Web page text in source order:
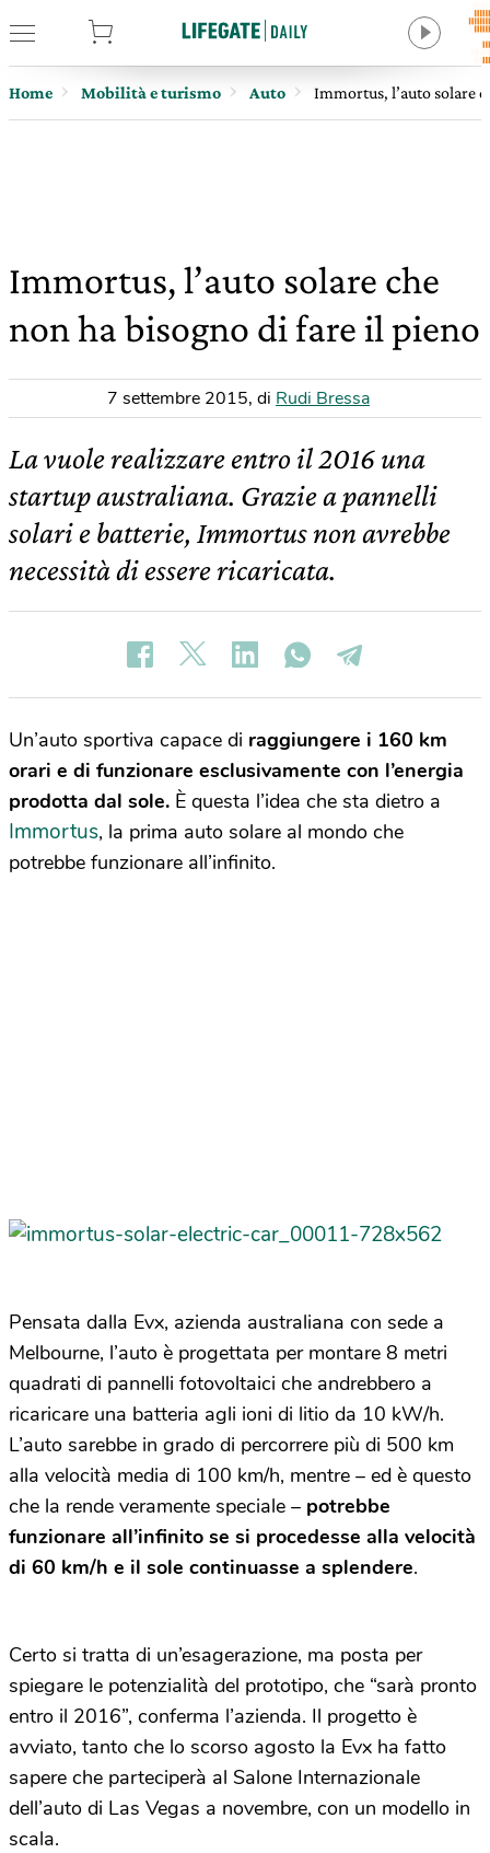
Home Mobilità e turismo Auto Immortus, l’auto solare
Immortus, l’auto solare che
non ha bisogno di fare il pieno
7 settembre 2015, di Rudi Bressa
La vuole realizzare entro il 2016 una
startup australiana. Grazie a pannelli
solari e batterie, Immortus non avrebbe
necessità di essere ricaricata.
Un’auto sportiva capace di raggiungere i 160 km
orari e di funzionare esclusivamente con l’energia
prodotta dal sole. È questa l’idea che sta dietro a
Immortus, la prima auto solare al mondo che
potrebbe funzionare all’infinito.
Pensata dalla Evx, azienda australiana con sede a
Melbourne, l’auto è progettata per montare 8 metri
quadrati di pannelli fotovoltaici che andrebbero a
ricaricare una batteria agli ioni di litio da 10 kW/h.
L’auto sarebbe in grado di percorrere più di 500 km
alla velocità media di 100 km/h, mentre – ed è questo
che la rende veramente speciale – potrebbe
funzionare all’infinito se si procedesse alla velocità
di 60 km/h e il sole continuasse a splendere.
Certo si tratta di un’esagerazione, ma posta per
spiegare le potenzialità del prototipo, che “sarà pronto
entro il 2016”, conferma l’azienda. Il progetto è
avviato, tanto che lo scorso agosto la Evx ha fatto
sapere che parteciperà al Salone Internazionale
dell’auto di Las Vegas a novembre, con un modello in
scala.